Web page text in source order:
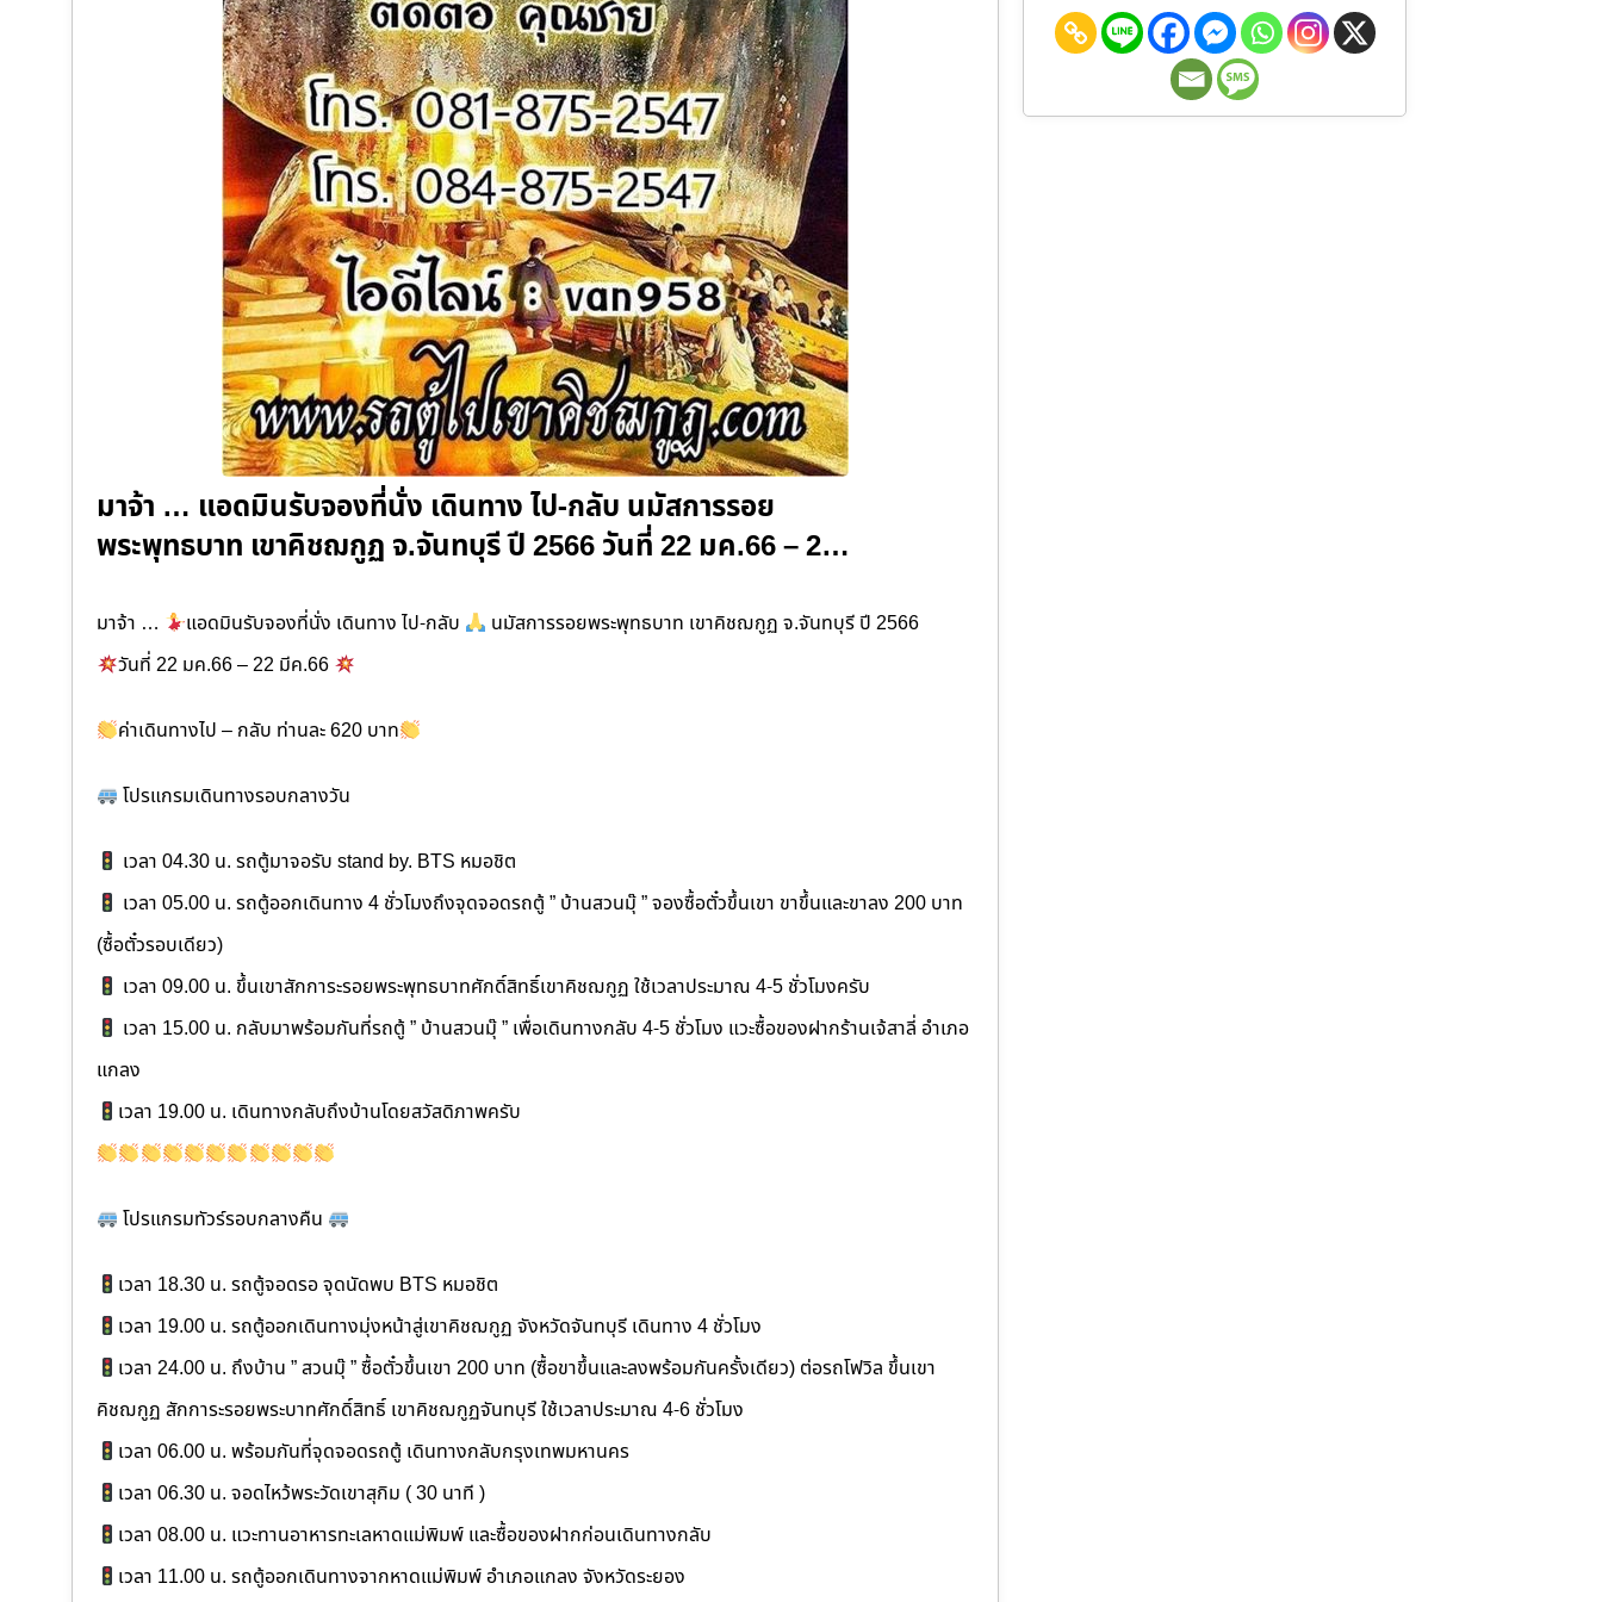
มาจ้า … แอดมินรับจองที่นั่ง เดินทาง ไป-กลับ นมัสการรอย
พระพุทธบาท เขาคิชฌกูฏ จ.จันทบุรี ปี 2566 วันที่ 22 มค.66 – 2…
มาจ้า … แอดมินรับจองที่นั่ง เดินทาง ไป-กลับ
นมัสการรอยพระพุทธบาท เขาคิชฌกูฏ จ.จันทบุรี ปี 2566
วันที่ 22 มค.66 – 22 มีค.66
ค่าเดินทางไป – กลับ ท่านละ 620 บาท
โปรแกรมเดินทางรอบกลางวัน
เวลา 04.30 น. รถตู้มาจอรับ stand by. BTS หมอชิต
เวลา 05.00 น. รถตู้ออกเดินทาง 4 ชั่วโมงถึงจุดจอดรถตู้ ” บ้านสวนมุ๊ ” จองซื้อตั๋วขึ้นเขา ขาขึ้นและขาลง 200 บาท
(ซื้อตั๋วรอบเดียว)
เวลา 09.00 น. ขึ้นเขาสักการะรอยพระพุทธบาทศักดิ์สิทธิ์เขาคิชฌกูฏ ใช้เวลาประมาณ 4-5 ชั่วโมงครับ
เวลา 15.00 น. กลับมาพร้อมกันที่รถตู้ ” บ้านสวนมุ๊ ” เพื่อเดินทางกลับ 4-5 ชั่วโมง แวะซื้อของฝากร้านเจ้สาลี่ อำเภอ
แกลง
เวลา 19.00 น. เดินทางกลับถึงบ้านโดยสวัสดิภาพครับ
โปรแกรมทัวร์รอบกลางคืน
เวลา 18.30 น. รถตู้จอดรอ จุดนัดพบ BTS หมอชิต
เวลา 19.00 น. รถตู้ออกเดินทางมุ่งหน้าสู่เขาคิชฌกูฏ จังหวัดจันทบุรี เดินทาง 4 ชั่วโมง
เวลา 24.00 น. ถึงบ้าน ” สวนมุ๊ ” ซื้อตั๋วขึ้นเขา 200 บาท (ซื้อขาขึ้นและลงพร้อมกันครั้งเดียว) ต่อรถโฟวิล ขึ้นเขา
คิชฌกูฏ สักการะรอยพระบาทศักดิ์สิทธิ์ เขาคิชฌกูฏจันทบุรี ใช้เวลาประมาณ 4-6 ชั่วโมง
เวลา 06.00 น. พร้อมกันที่จุดจอดรถตู้ เดินทางกลับกรุงเทพมหานคร
เวลา 06.30 น. จอดไหว้พระวัดเขาสุกิม ( 30 นาที )
เวลา 08.00 น. แวะทานอาหารทะเลหาดแม่พิมพ์ และซื้อของฝากก่อนเดินทางกลับ
เวลา 11.00 น. รถตู้ออกเดินทางจากหาดแม่พิมพ์ อำเภอแกลง จังหวัดระยอง